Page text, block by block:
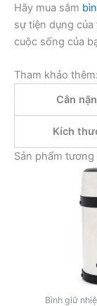
Hãy mua sắm
sự tiện dụng của
cuộc sống của
Tham khảo thêm:
Cân
Kích
Sản phẩm tương
Bình giữ